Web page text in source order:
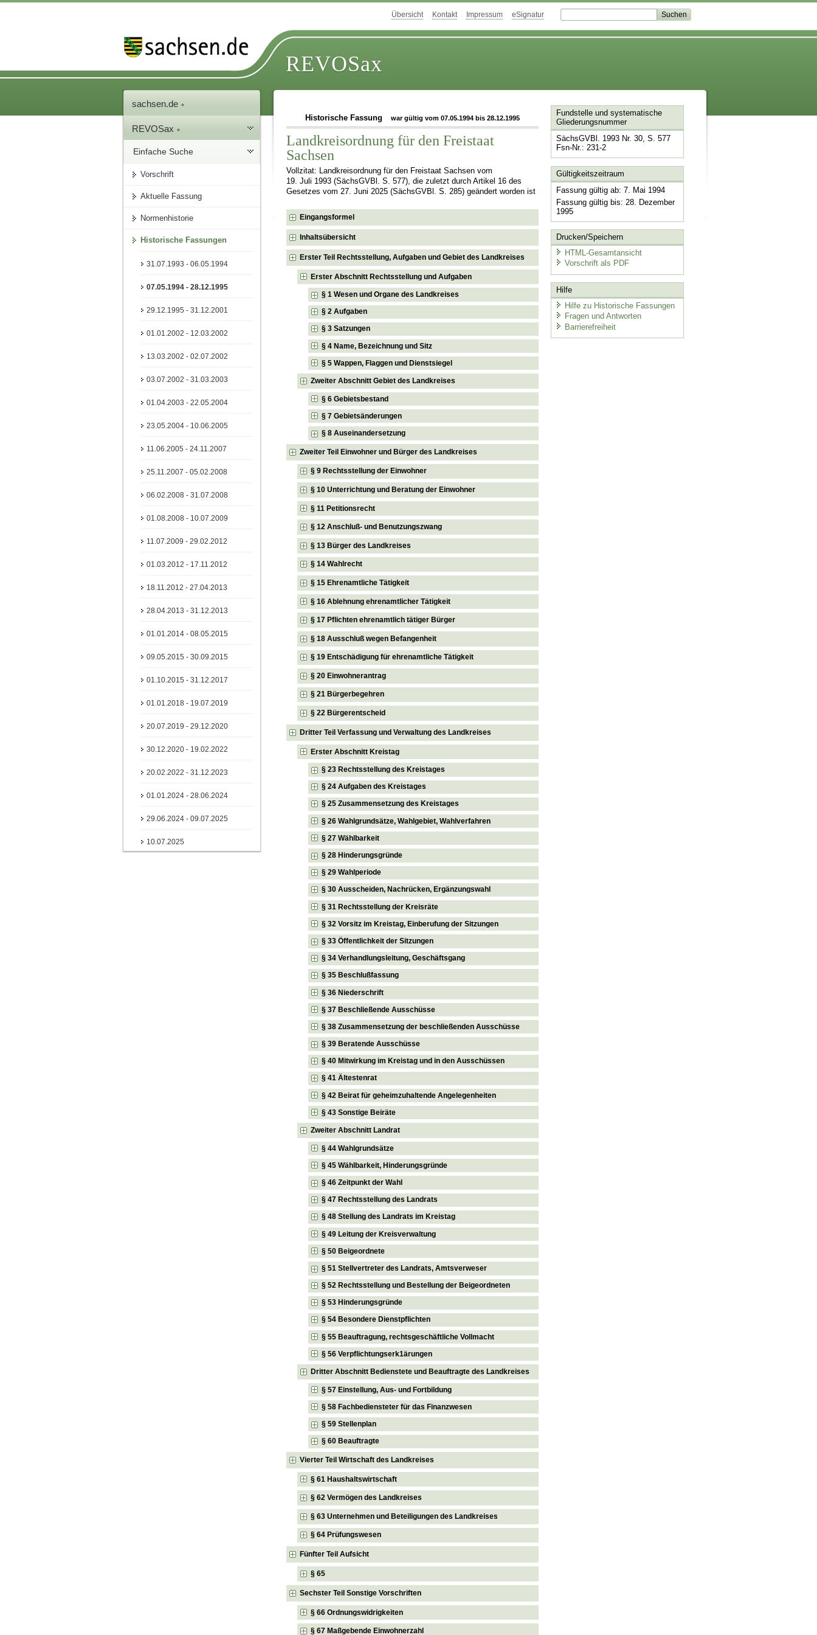
Übersicht Kontakt Impressum eSignatur
REVOSax
sachsen.de
REVOSax
Einfache Suche
Vorschrift
Aktuelle Fassung
Normenhistorie
Historische Fassungen
31.07.1993 - 06.05.1994
07.05.1994 - 28.12.1995
29.12.1995 - 31.12.2001
01.01.2002 - 12.03.2002
13.03.2002 - 02.07.2002
03.07.2002 - 31.03.2003
01.04.2003 - 22.05.2004
23.05.2004 - 10.06.2005
11.06.2005 - 24.11.2007
25.11.2007 - 05.02.2008
06.02.2008 - 31.07.2008
01.08.2008 - 10.07.2009
11.07.2009 - 29.02.2012
01.03.2012 - 17.11.2012
18.11.2012 - 27.04.2013
28.04.2013 - 31.12.2013
01.01.2014 - 08.05.2015
09.05.2015 - 30.09.2015
01.10.2015 - 31.12.2017
01.01.2018 - 19.07.2019
20.07.2019 - 29.12.2020
30.12.2020 - 19.02.2022
20.02.2022 - 31.12.2023
01.01.2024 - 28.06.2024
29.06.2024 - 09.07.2025
10.07.2025
Historische Fassung war gültig vom 07.05.1994 bis 28.12.1995
Landkreisordnung für den Freistaat
Sachsen
Vollzitat: Landkreisordnung für den Freistaat Sachsen vom
19. Juli 1993 (SächsGVBl. S. 577), die zuletzt durch Artikel 16 des
Gesetzes vom 27. Juni 2025 (SächsGVBl. S. 285) geändert worden ist
Eingangsformel
Inhaltsübersicht
Erster Teil Rechtsstellung, Aufgaben und Gebiet des Landkreises
Erster Abschnitt Rechtsstellung und Aufgaben
§ 1 Wesen und Organe des Landkreises
§ 2 Aufgaben
§ 3 Satzungen
§ 4 Name, Bezeichnung und Sitz
§ 5 Wappen, Flaggen und Dienstsiegel
Zweiter Abschnitt Gebiet des Landkreises
§ 6 Gebietsbestand
§ 7 Gebietsänderungen
§ 8 Auseinandersetzung
Zweiter Teil Einwohner und Bürger des Landkreises
§ 9 Rechtsstellung der Einwohner
§ 10 Unterrichtung und Beratung der Einwohner
§ 11 Petitionsrecht
§ 12 Anschluß- und Benutzungszwang
§ 13 Bürger des Landkreises
§ 14 Wahlrecht
§ 15 Ehrenamtliche Tätigkeit
§ 16 Ablehnung ehrenamtlicher Tätigkeit
§ 17 Pflichten ehrenamtlich tätiger Bürger
§ 18 Ausschluß wegen Befangenheit
§ 19 Entschädigung für ehrenamtliche Tätigkeit
§ 20 Einwohnerantrag
§ 21 Bürgerbegehren
§ 22 Bürgerentscheid
Dritter Teil Verfassung und Verwaltung des Landkreises
Erster Abschnitt Kreistag
§ 23 Rechtsstellung des Kreistages
§ 24 Aufgaben des Kreistages
§ 25 Zusammensetzung des Kreistages
§ 26 Wahlgrundsätze, Wahlgebiet, Wahlverfahren
§ 27 Wählbarkeit
§ 28 Hinderungsgründe
§ 29 Wahlperiode
§ 30 Ausscheiden, Nachrücken, Ergänzungswahl
§ 31 Rechtsstellung der Kreisräte
§ 32 Vorsitz im Kreistag, Einberufung der Sitzungen
§ 33 Öffentlichkeit der Sitzungen
§ 34 Verhandlungsleitung, Geschäftsgang
§ 35 Beschlußfassung
§ 36 Niederschrift
§ 37 Beschließende Ausschüsse
§ 38 Zusammensetzung der beschließenden Ausschüsse
§ 39 Beratende Ausschüsse
§ 40 Mitwirkung im Kreistag und in den Ausschüssen
§ 41 Ältestenrat
§ 42 Beirat für geheimzuhaltende Angelegenheiten
§ 43 Sonstige Beiräte
Zweiter Abschnitt Landrat
§ 44 Wahlgrundsätze
§ 45 Wählbarkeit, Hinderungsgründe
§ 46 Zeitpunkt der Wahl
§ 47 Rechtsstellung des Landrats
§ 48 Stellung des Landrats im Kreistag
§ 49 Leitung der Kreisverwaltung
§ 50 Beigeordnete
§ 51 Stellvertreter des Landrats, Amtsverweser
§ 52 Rechtsstellung und Bestellung der Beigeordneten
§ 53 Hinderungsgründe
§ 54 Besondere Dienstpflichten
§ 55 Beauftragung, rechtsgeschäftliche Vollmacht
§ 56 Verpflichtungserk1ärungen
Dritter Abschnitt Bedienstete und Beauftragte des Landkreises
§ 57 Einstellung, Aus- und Fortbildung
§ 58 Fachbediensteter für das Finanzwesen
§ 59 Stellenplan
§ 60 Beauftragte
Vierter Teil Wirtschaft des Landkreises
§ 61 Haushaltswirtschaft
§ 62 Vermögen des Landkreises
§ 63 Unternehmen und Beteiligungen des Landkreises
§ 64 Prüfungswesen
Fünfter Teil Aufsicht
§ 65
Sechster Teil Sonstige Vorschriften
§ 66 Ordnungswidrigkeiten
§ 67 Maßgebende Einwohnerzahl
Fundstelle und systematische
Gliederungsnummer
SächsGVBl. 1993 Nr. 30, S. 577
Fsn-Nr.: 231-2
Gültigkeitszeitraum
Fassung gültig ab: 7. Mai 1994
Fassung gültig bis: 28. Dezember
1995
Drucken/Speichern
HTML-Gesamtansicht
Vorschrift als PDF
Hilfe
Hilfe zu Historische Fassungen
Fragen und Antworten
Barrierefreiheit